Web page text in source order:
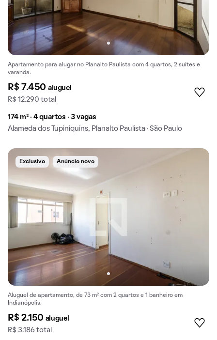
Apartamento para alugar no Planalto Paulista com 4 quartos, 2 suítes e
varanda.
R$ 7.450 aluguel
R$ 12.290 total
174 m² · 4 quartos · 3 vagas
Alameda dos Tupiniquins, Planalto Paulista · São Paulo
Exclusivo Anúncio novo
Aluguel de apartamento, de 73 m² com 2 quartos e 1 banheiro em
Indianópolis.
R$ 2.150 aluguel
R$ 3.186 total